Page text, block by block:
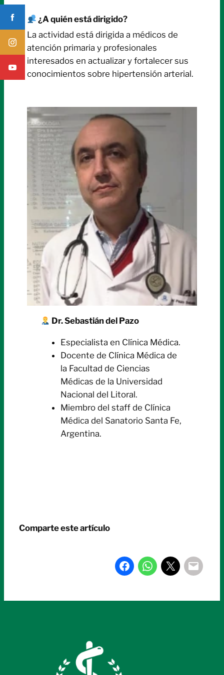
¿A quién está dirigido?
La actividad está dirigida a médicos de
atención primaria y profesionales
interesados en actualizar y fortalecer sus
conocimientos sobre hipertensión arterial.
Dr. Sebastián del Pazo
Especialista en Clínica Médica.
Docente de Clínica Médica de
la Facultad de Ciencias
Médicas de la Universidad
Nacional del Litoral.
Miembro del staff de Clínica
Médica del Sanatorio Santa Fe,
Argentina.
Comparte este artículo